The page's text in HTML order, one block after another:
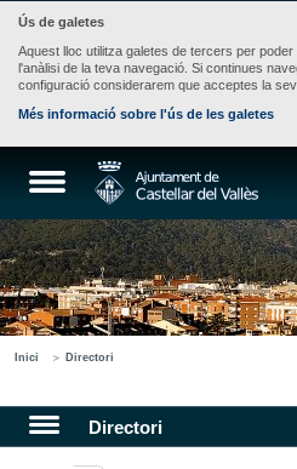
Ús de galetes
Aquest lloc utilitza galetes de tercers per
l'anàlisi de la teva navegació. Si continues
configuració considerarem que acceptes la
Més informació sobre l'ús de les galetes
Inici Directori
Directori